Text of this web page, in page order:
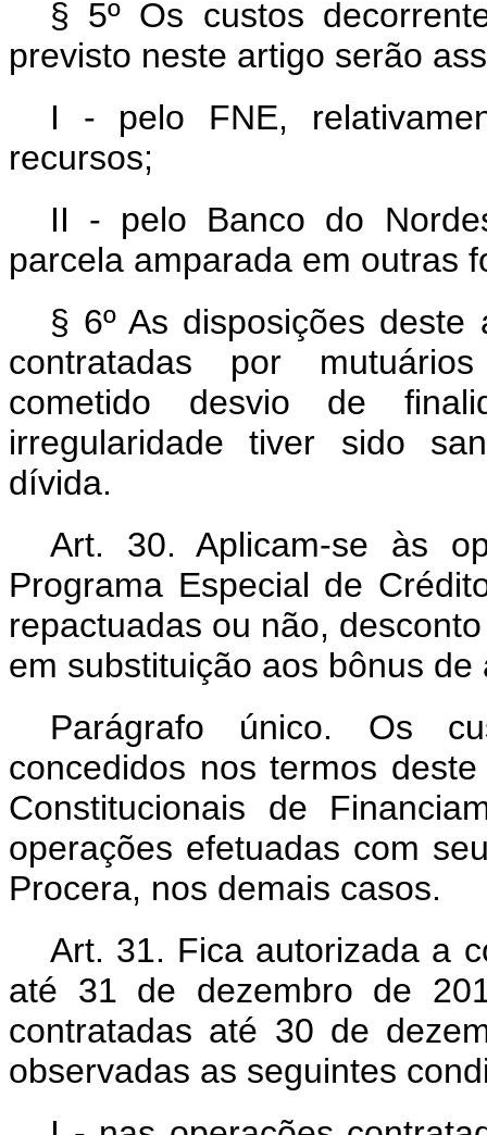
§ 5º Os custos
previsto neste artigo serão
I - pelo FNE,
recursos;
II - pelo Banco do
parcela amparada em outras
§ 6º As disposições
contratadas por
cometido desvio de
irregularidade tiver sido
dívida.
Art. 30. Aplicam-se às
Programa Especial de
repactuadas ou não,
em substituição aos bônus
Parágrafo único. Os
concedidos nos termos
Constitucionais de
operações efetuadas com
Procera, nos demais casos.
Art. 31. Fica autorizada a
até 31 de dezembro de
contratadas até 30 de
observadas as seguintes